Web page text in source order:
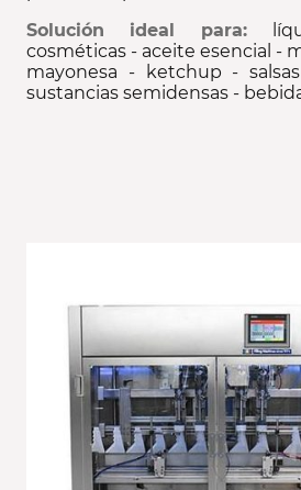
Solución ideal para:
cosméticas - aceite esencial -
mayonesa - ketchup -
sustancias semidensas -